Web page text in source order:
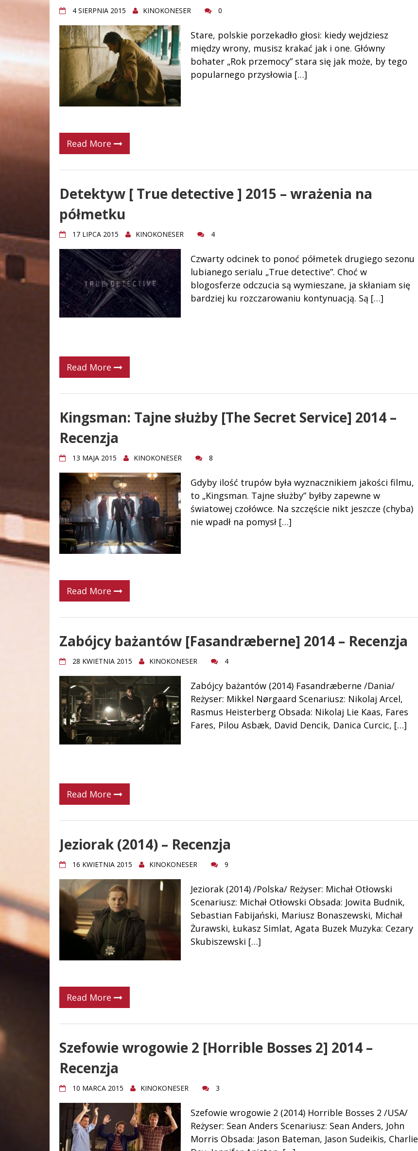
4 SIERPNIA 2015 KINOKONESER 0
Stare, polskie porzekadło głosi: kiedy wejdziesz
między wrony, musisz krakać jak i one. Główny
bohater „Rok przemocy” stara się jak może, by tego
popularnego przysłowia […]
Read More
Detektyw [ True detective ] 2015 – wrażenia na
półmetku
17 LIPCA 2015 KINOKONESER 4
Czwarty odcinek to ponoć półmetek drugiego sezonu
lubianego serialu „True detective”. Choć w
blogosferze odczucia są wymieszane, ja skłaniam się
bardziej ku rozczarowaniu kontynuacją. Są […]
Read More
Kingsman: Tajne służby [The Secret Service] 2014 –
Recenzja
13 MAJA 2015 KINOKONESER 8
Gdyby ilość trupów była wyznacznikiem jakości filmu,
to „Kingsman. Tajne służby” byłby zapewne w
światowej czołówce. Na szczęście nikt jeszcze (chyba)
nie wpadł na pomysł […]
Read More
Zabójcy bażantów [Fasandræberne] 2014 – Recenzja
28 KWIETNIA 2015 KINOKONESER 4
Zabójcy bażantów (2014) Fasandræberne /Dania/
Reżyser: Mikkel Nørgaard Scenariusz: Nikolaj Arcel,
Rasmus Heisterberg Obsada: Nikolaj Lie Kaas, Fares
Fares, Pilou Asbæk, David Dencik, Danica Curcic, […]
Read More
Jeziorak (2014) – Recenzja
16 KWIETNIA 2015 KINOKONESER 9
Jeziorak (2014) /Polska/ Reżyser: Michał Otłowski
Scenariusz: Michał Otłowski Obsada: Jowita Budnik,
Sebastian Fabijański, Mariusz Bonaszewski, Michał
Żurawski, Łukasz Simlat, Agata Buzek Muzyka: Cezary
Skubiszewski […]
Read More
Szefowie wrogowie 2 [Horrible Bosses 2] 2014 –
Recenzja
10 MARCA 2015 KINOKONESER 3
Szefowie wrogowie 2 (2014) Horrible Bosses 2 /USA/
Reżyser: Sean Anders Scenariusz: Sean Anders, John
Morris Obsada: Jason Bateman, Jason Sudeikis, Charlie